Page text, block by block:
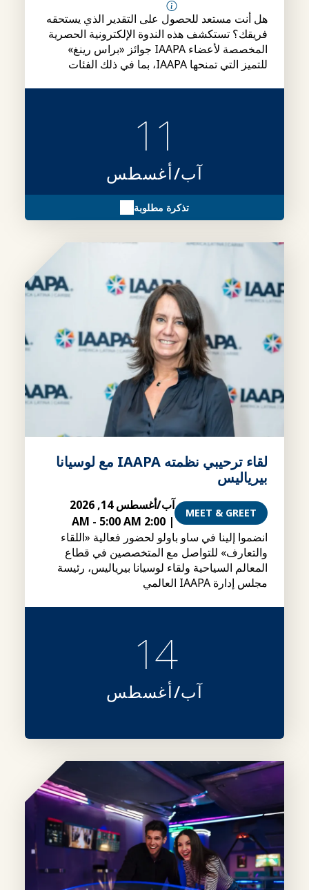
هل أنت مستعد للحصول على التقدير الذي يستحقه
فريقك؟ تستكشف هذه الندوة الإلكترونية الحصرية
المخصصة لأعضاء IAAPA جوائز «براس رينغ»
للتميز التي تمنحها IAAPA، بما في ذلك الفئات
11
آب/أغسطس
تذكرة مطلوبة
لقاء ترحيبي نظمته IAAPA مع لوسيانا
بيرياليس
MEET & GREET
آب/أغسطس 14, 2026
|
2:00 AM
- 5:00 AM
انضموا إلينا في ساو باولو لحضور فعالية «اللقاء
والتعارف» للتواصل مع المتخصصين في قطاع
المعالم السياحية ولقاء لوسيانا بيرياليس، رئيسة
مجلس إدارة IAAPA العالمي
14
آب/أغسطس